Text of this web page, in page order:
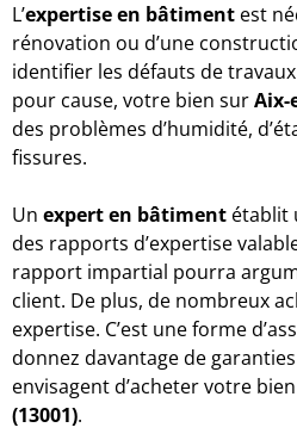
L’expertise en bâtiment est
rénovation ou d’une
identifier les défauts de
pour cause, votre bien surAix-
des problèmes d’humidité,
fissures.
Un expert en bâtiment établit
des rapports d’expertise
rapport impartial pourra
client. De plus, de nombreux
expertise. C’est une forme
donnez davantage de
envisagent d’acheter votre
(13001).